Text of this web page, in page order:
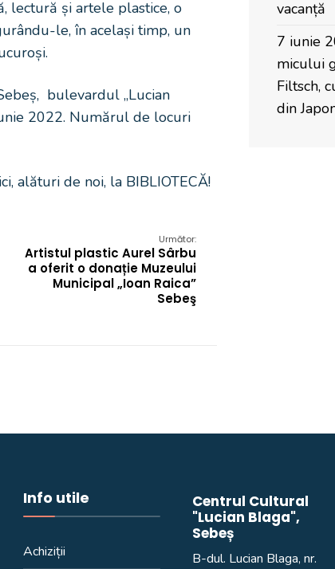
lectură și artele plastice, o
le, în același timp, un
bulevardul „Lucian
2022. Numărul de locuri
alături de noi, la BIBLIOTECĂ!
Următor:
Artistul plastic Aurel Sârbu
a oferit o donație Muzeului
Municipal „Ioan Raica”
Sebeş
vacanță
7 iunie
micului
Filtsch,
din
Info utile
Achiziții
Centrul Cultural
"Lucian Blaga",
Sebeș
B-dul. Lucian Blaga, nr.